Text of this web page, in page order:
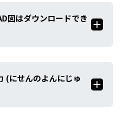
図はダウンロードでき
(にせんのよんにじゅ